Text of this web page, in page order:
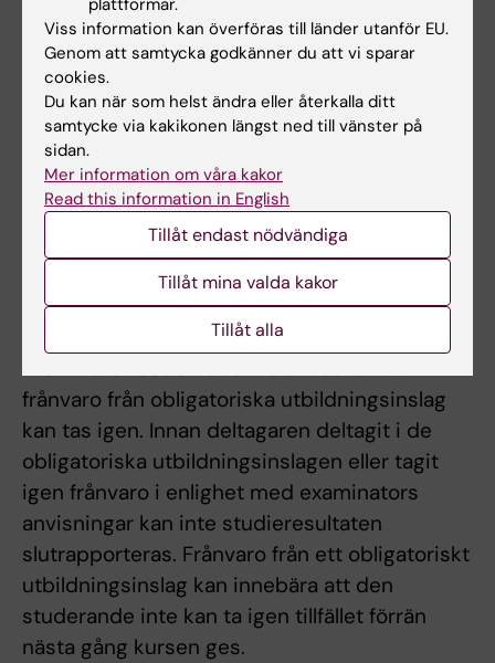
en webbaserad lärplattform att användas.
Arbete, enskilt och i grupp, samt närvaro vid
samtliga schemalagda gruppträffar är
obligatoriskt.
Examination
Examination sker i form av seminarium samt
inlämningsuppgifter, individuellt och i grupp.
Antalet examinationstillfällen regleras i avtalet.
Examinator bedömer om och i så fall hur
frånvaro från obligatoriska utbildningsinslag
kan tas igen. Innan deltagaren deltagit i de
obligatoriska utbildningsinslagen eller tagit
igen frånvaro i enlighet med examinators
anvisningar kan inte studieresultaten
slutrapporteras. Frånvaro från ett obligatoriskt
utbildningsinslag kan innebära att den
studerande inte kan ta igen tillfället förrän
nästa gång kursen ges.
plattformar.
Viss information kan överföras till länder utanför EU.
Genom att samtycka godkänner du att vi sparar
cookies.
Du kan när som helst ändra eller återkalla ditt
samtycke via kakikonen längst ned till vänster på
sidan.
Mer information om våra kakor
Read this information in English
Tillåt endast nödvändiga
Tillåt mina valda kakor
Tillåt alla